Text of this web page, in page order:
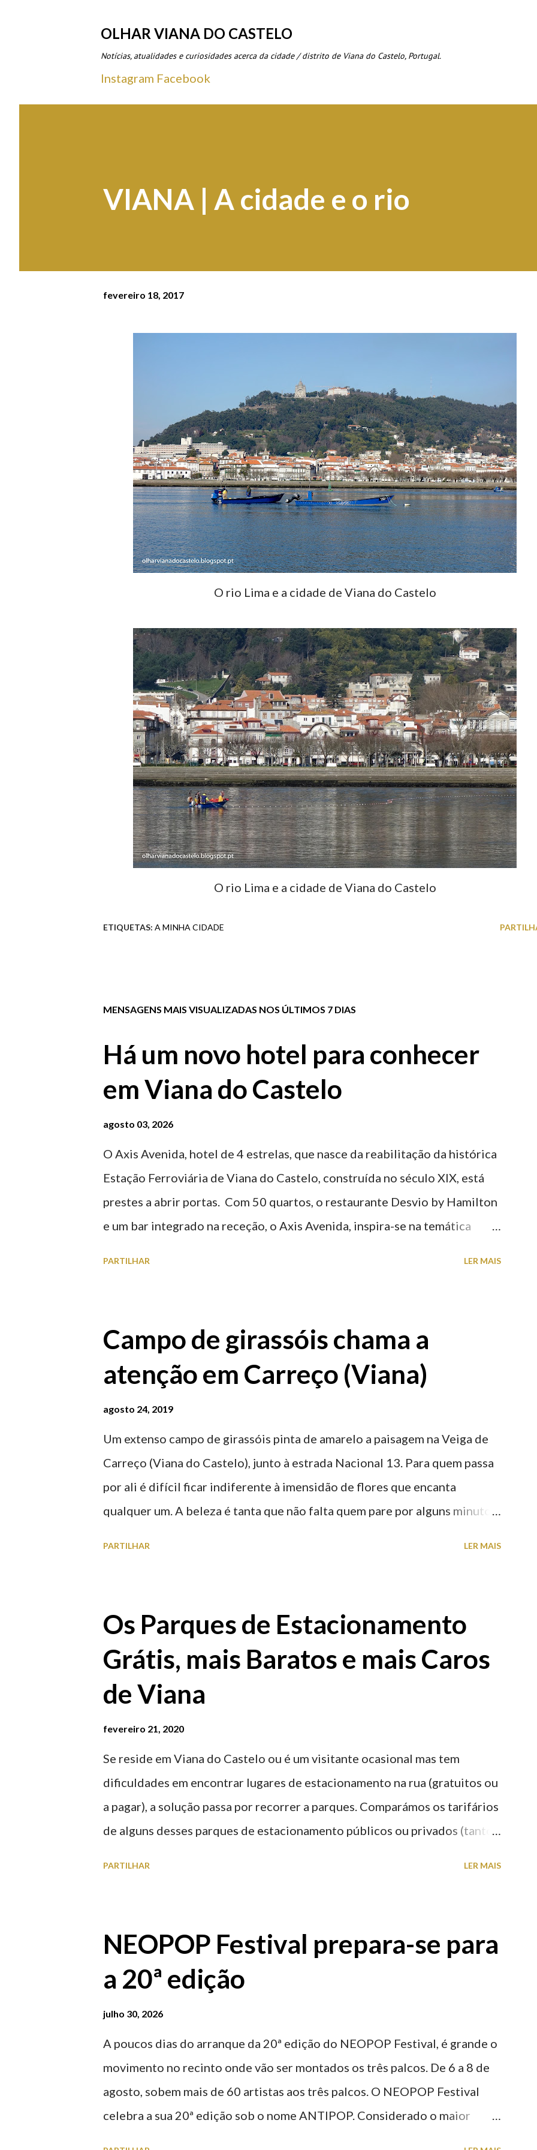
OLHAR VIANA DO CASTELO
Notícias, atualidades e curiosidades acerca da cidade / distrito de Viana do Castelo, Portugal.
Instagram Facebook
VIANA | A cidade e o rio
fevereiro 18, 2017
O rio Lima e a cidade de Viana do Castelo
O rio Lima e a cidade de Viana do Castelo
ETIQUETAS: A MINHA CIDADE
MENSAGENS MAIS VISUALIZADAS NOS ÚLTIMOS 7 DIAS
Há um novo hotel para conhecer
em Viana do Castelo
agosto 03, 2026
O Axis Avenida, hotel de 4 estrelas, que nasce da reabilitação da histórica
Estação Ferroviária de Viana do Castelo, construída no século XIX, está
prestes a abrir portas. Com 50 quartos, o restaurante Desvio by Hamilton
e um bar integrado na receção, o Axis Avenida, inspira-se na temática
PARTILHAR LER MAIS
Campo de girassóis chama a
atenção em Carreço (Viana)
agosto 24, 2019
Um extenso campo de girassóis pinta de amarelo a paisagem na Veiga de
Carreço (Viana do Castelo), junto à estrada Nacional 13. Para quem passa
por ali é difícil ficar indiferente à imensidão de flores que encanta
qualquer um. A beleza é tanta que não falta quem pare por alguns minutos
PARTILHAR LER MAIS
Os Parques de Estacionamento
Grátis, mais Baratos e mais Caros
de Viana
fevereiro 21, 2020
Se reside em Viana do Castelo ou é um visitante ocasional mas tem
dificuldades em encontrar lugares de estacionamento na rua (gratuitos ou
a pagar), a solução passa por recorrer a parques. Comparámos os tarifários
de alguns desses parques de estacionamento públicos ou privados (tanto
Parque da Estação Viana Shopping é grátis de 2ª a 5ª feira a partir das
20:00 (DIAS ÚTEIS)
PARTILHAR LER MAIS
NEOPOP Festival prepara-se para
a 20ª edição
julho 30, 2026
A poucos dias do arranque da 20ª edição do NEOPOP Festival, é grande o
movimento no recinto onde vão ser montados os três palcos. De 6 a 8 de
agosto, sobem mais de 60 artistas aos três palcos. O NEOPOP Festival
celebra a sua 20ª edição sob o nome ANTIPOP. Considerado o maior